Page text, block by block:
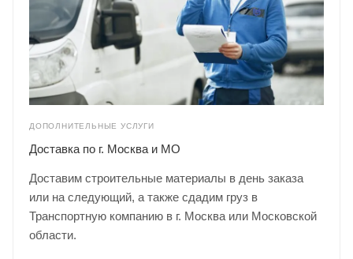
ДОПОЛНИТЕЛЬНЫЕ УСЛУГИ
Доставка по г. Москва и МО
Доставим строительные материалы в день заказа
или на следующий, а также сдадим груз в
Транспортную компанию в г. Москва или Московской
области.